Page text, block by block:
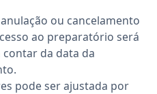
ou cancelamento
ao preparatório será
contar da data da
pode ser ajustada por